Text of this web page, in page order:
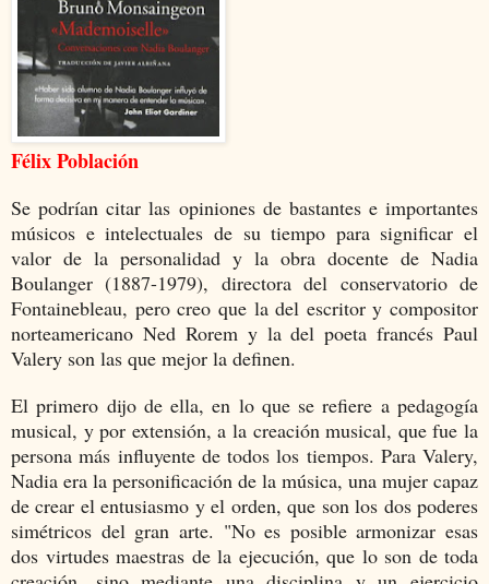
Félix Población
Se podrían citar las opiniones de bastantes e importantes
músicos e intelectuales de su tiempo para significar el
valor de la personalidad y la obra docente de Nadia
Boulanger (1887-1979), directora del conservatorio de
Fontainebleau, pero creo que la del escritor y compositor
norteamericano Ned Rorem y la del poeta francés Paul
Valery son las que mejor la definen.
El primero dijo de ella, en lo que se refiere a pedagogía
musical, y por extensión, a la creación musical, que fue la
persona más influyente de todos los tiempos. Para Valery,
Nadia era la personificación de la música, una mujer capaz
de crear el entusiasmo y el orden, que son los dos poderes
simétricos del gran arte. "No es posible armonizar esas
dos virtudes maestras de la ejecución, que lo son de toda